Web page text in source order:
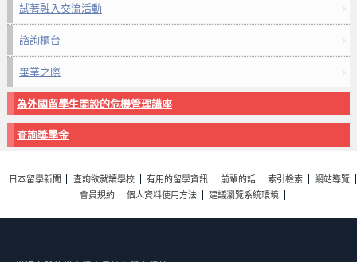
試著融入交流活動
諮詢櫃台
畢業之際
為外國留學生開設的危機管理講座
查詢獎學金
日本留學新聞 查詢欲就讀學校 有用的留學資訊 前輩的話 索引檢索
網站導覽
會員規約
個人資料使用方法 建議瀏覽系統環境